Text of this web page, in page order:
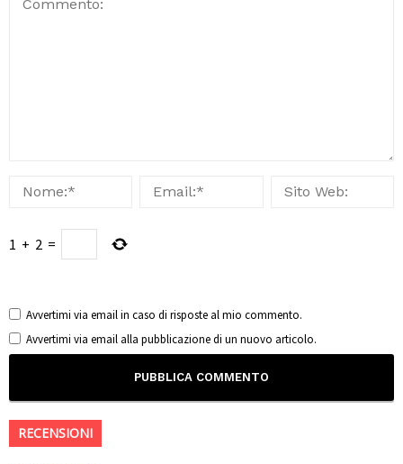
1 + 2 =
Avvertimi via email in caso di risposte al mio commento.
Avvertimi via email alla pubblicazione di un nuovo articolo.
RECENSIONI